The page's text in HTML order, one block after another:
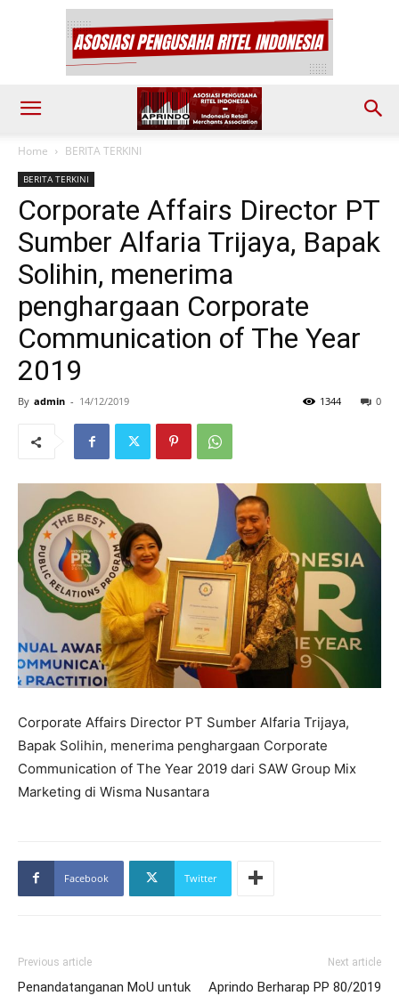
Home BERITA TERKINI
BERITA TERKINI
Corporate Affairs Director PT
Sumber Alfaria Trijaya, Bapak
Solihin, menerima
penghargaan Corporate
Communication of The Year
2019
By admin - 14/12/2019 0
1344
Corporate Affairs Director PT Sumber Alfaria Trijaya,
Bapak Solihin, menerima penghargaan Corporate
Communication of The Year 2019 dari SAW Group Mix
Marketing di Wisma Nusantara
Facebook Twitter
Previous article
Penandatanganan MoU untuk
Next article
Aprindo Berharap PP 80/2019